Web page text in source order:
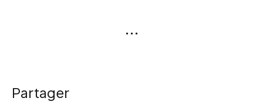
Partager